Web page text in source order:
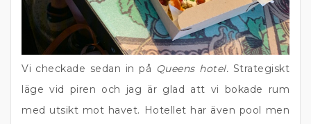
Vi checkade sedan in på Queens hotel. Strategiskt
läge vid piren och jag är glad att vi bokade rum
med utsikt mot havet. Hotellet har även pool men